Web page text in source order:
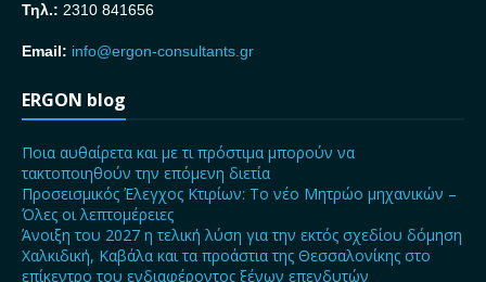
Τηλ.: 2310 841656
Email: info@ergon-consultants.gr
ERGON blog
Ποια αυθαίρετα και με τι πρόστιμα μπορούν να
τακτοποιηθούν την επόμενη διετία
Προσεισμικός Έλεγχος Κτιρίων: Το νέο Μητρώο μηχανικών –
Όλες οι λεπτομέρειες
Άνοιξη του 2027 η τελική λύση για την εκτός σχεδίου δόμηση
Χαλκιδική, Καβάλα και τα προάστια της Θεσσαλονίκης στο
επίκεντρο του ενδιαφέροντος ξένων επενδυτών